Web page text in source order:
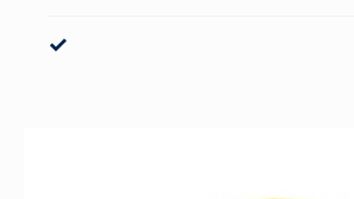
✓